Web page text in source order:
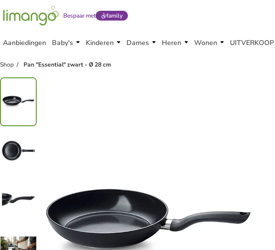
Bespaar met family
Aanbiedingen Baby's Kinderen Dames Heren Wonen UITVERKOOP
Shop Pan "Essential" zwart - Ø 28 cm